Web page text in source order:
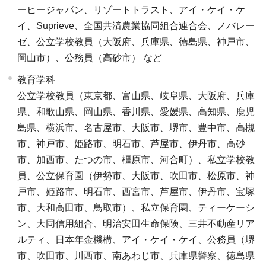
ーヒージャパン、リゾートトラスト、アイ・ケイ・ケ
イ、Suprieve、全国共済農業協同組合連合会、ノバレー
ゼ、公立学校教員（大阪府、兵庫県、徳島県、神戸市、
岡山市）、公務員（高砂市） など
教育学科
公立学校教員（東京都、富山県、岐阜県、大阪府、兵庫
県、和歌山県、岡山県、香川県、愛媛県、高知県、鹿児
島県、横浜市、名古屋市、大阪市、堺市、豊中市、高槻
市、神戸市、姫路市、明石市、芦屋市、伊丹市、高砂
市、加西市、たつの市、橿原市、河合町）、私立学校教
員、公立保育園（伊勢市、大阪市、吹田市、松原市、神
戸市、姫路市、明石市、西宮市、芦屋市、伊丹市、宝塚
市、大和高田市、鳥取市）、私立保育園、ティーケーシ
ン、大同信用組合、明治安田生命保険、三井不動産リア
ルティ、日本年金機構、アイ・ケイ・ケイ、公務員（堺
市、吹田市、川西市、南あわじ市、兵庫県警察、徳島県